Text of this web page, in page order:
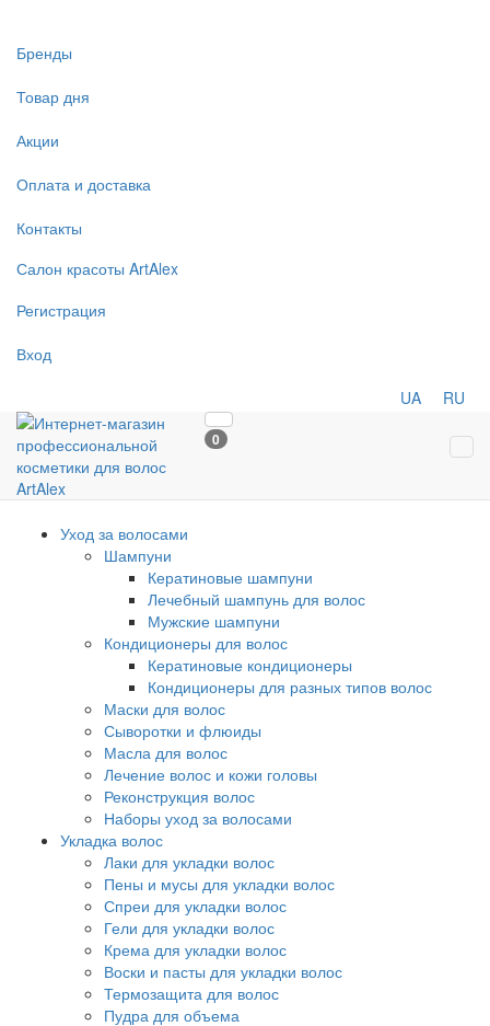
Бренды
Товар дня
Акции
Оплата и доставка
Контакты
Салон красоты ArtAlex
Регистрация
Вход
UA RU
0
Уход за волосами
Шампуни
Кератиновые шампуни
Лечебный шампунь для волос
Мужские шампуни
Кондиционеры для волос
Кератиновые кондиционеры
Кондиционеры для разных типов волос
Маски для волос
Сыворотки и флюиды
Масла для волос
Лечение волос и кожи головы
Реконструкция волос
Наборы уход за волосами
Укладка волос
Лаки для укладки волос
Пены и мусы для укладки волос
Спреи для укладки волос
Гели для укладки волос
Крема для укладки волос
Воски и пасты для укладки волос
Термозащита для волос
Пудра для объема